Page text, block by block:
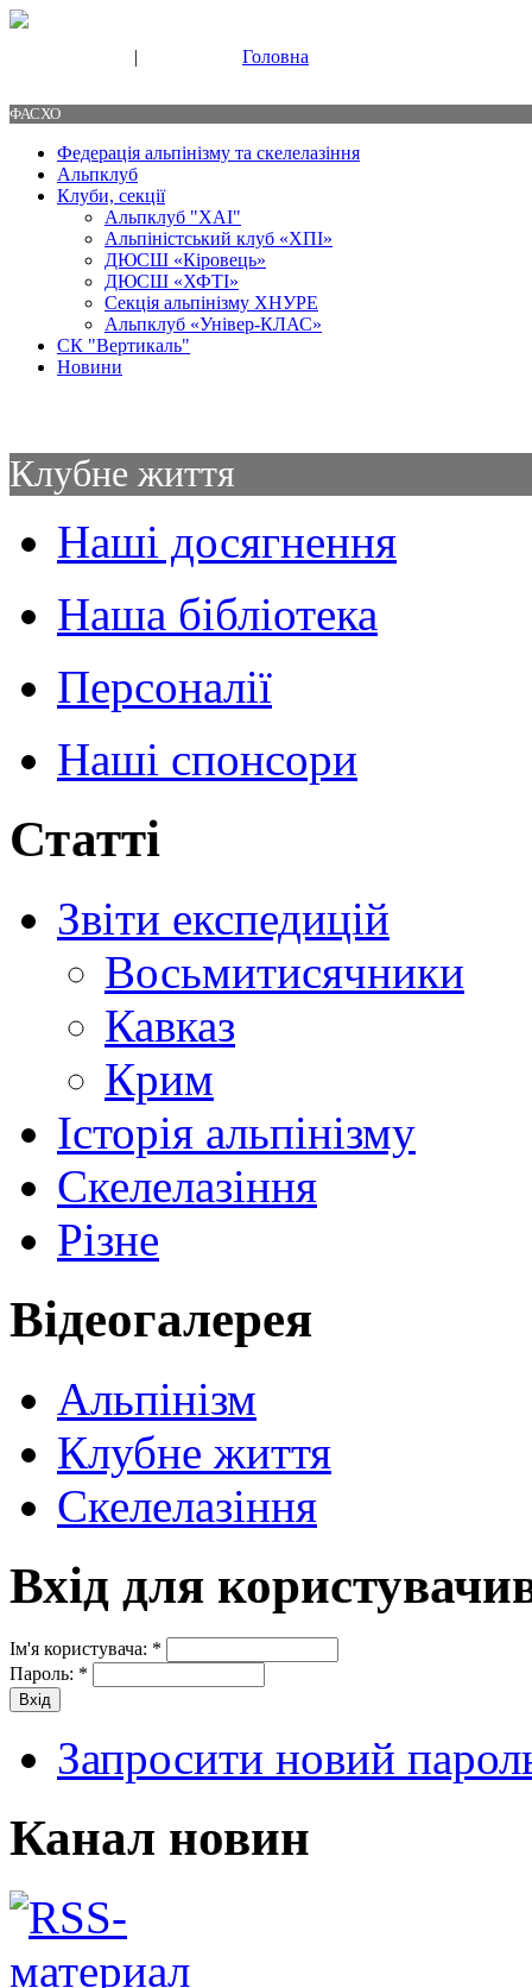
| Головна
ФАСХО
Федерація альпінізму та скелелазіння
Альпклуб
Клуби, секції
Альпклуб "ХАІ"
Альпіністський клуб «ХПІ»
ДЮСШ «Кіровець»
ДЮСШ «ХФТІ»
Секція альпінізму ХНУРЕ
Альпклуб «Універ-КЛАС»
СК "Вертикаль"
Новини
Клубне життя
Наші досягнення
Наша бібліотека
Персоналії
Наші спонсори
Статті
Звіти експедицій
Восьмитисячники
Кавказ
Крим
Історія альпінізму
Скелелазіння
Різне
Відеогалерея
Альпінізм
Клубне життя
Скелелазіння
Вхід для
Ім'я користувача: *
Пароль: *
Запросити новий
Канал новин